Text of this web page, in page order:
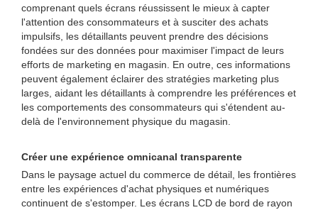
comprenant quels écrans réussissent le mieux à capter
l'attention des consommateurs et à susciter des achats
impulsifs, les détaillants peuvent prendre des décisions
fondées sur des données pour maximiser l'impact de leurs
efforts de marketing en magasin. En outre, ces informations
peuvent également éclairer des stratégies marketing plus
larges, aidant les détaillants à comprendre les préférences et
les comportements des consommateurs qui s'étendent au-
delà de l'environnement physique du magasin.
Créer une expérience omnicanal transparente
Dans le paysage actuel du commerce de détail, les frontières
entre les expériences d'achat physiques et numériques
continuent de s'estomper. Les écrans LCD de bord de rayon